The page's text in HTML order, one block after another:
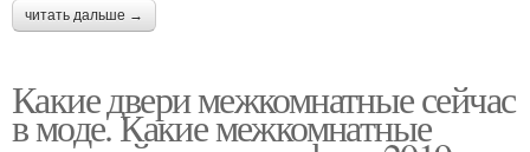
читать дальше →
Какие двери межкомнатные сейчас
в моде. Какие межкомнатные